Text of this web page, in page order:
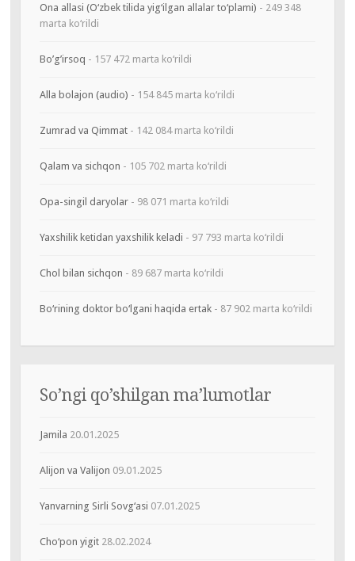
Ona allasi (O‘zbek tilida yig‘ilgan allalar to‘plami) - 249 348
marta ko‘rildi
Bo’g’irsoq - 157 472 marta ko‘rildi
Alla bolajon (audio) - 154 845 marta ko‘rildi
Zumrad va Qimmat- 142 084 marta ko‘rildi
Qalam va sichqon - 105 702 marta ko‘rildi
Opa-singil daryolar- 98 071 marta ko‘rildi
Yaxshilik ketidan yaxshilik keladi - 97 793 marta ko‘rildi
Chol bilan sichqon - 89 687 marta ko‘rildi
Bo‘rining doktor bo‘lgani haqida ertak- 87 902 marta ko‘rildi
So’ngi qo’shilgan ma’lumotlar
Jamila 20.01.2025
Alijon va Valijon 09.01.2025
Yanvarning Sirli Sovg‘asi 07.01.2025
Cho‘pon yigit 28.02.2024